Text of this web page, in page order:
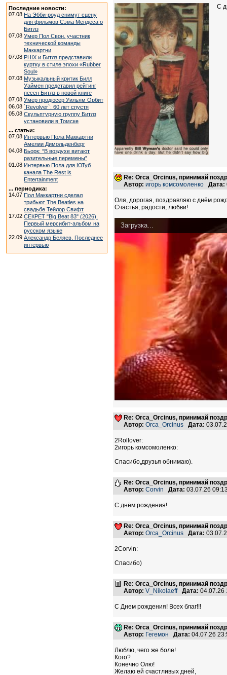
Последние новости:
07.08 На Эбби-роуд снимут сцену
для фильмов Сэма Мендеса о
Битлз
07.08 Умер Пол Свон, участник
технической команды
Маккартни
07.08 PHIX и Битлз представили
куртку в стиле эпохи «Rubber
Soul»
07.08 Музыкальный критик Билл
Уаймен представил рейтинг
песен Битлз в новой книге
07.08 Умер продюсер Уильям Орбит
06.08 `Revolver`: 60 лет спустя
05.08 Скульптурную группу Битлз
установили в Томске
... статьи:
07.08 Интервью Пола Маккартни
Амелии Димольденберг
04.08 Бьорк: “В воздухе витают
разительные перемены”
01.08 Интервью Пола для ЮТуб
канала The Rest is
Entertainment
... периодика:
14.07 Пол Маккартни сделал
трибьют The Beatles на
свадьбе Тейлор Свифт
17.02 СЕКРЕТ "Big Beat 83" (2026).
Первый мерсибит-альбом на
русском языке
22.09 Александр Беляев. Последнее
интервью
С
Re: Orca_Orcinus, принимай
Автор: игорь комсомоленко Дата:
Оля, дорогая, поздравляю с днём
Счастья, радости, любви!
Загрузка...
Re: Orca_Orcinus, принимай
Автор: Orca_Orcinus Дата:
2Rollover:
2игорь комсомоленко:
Спасибо,друзья обнимаю).
Re: Orca_Orcinus, принимай
Автор: Corvin Дата: 03.07.26
С днём рождения!
Re: Orca_Orcinus, принимай
Автор: Orca_Orcinus Дата:
2Corvin:
Спасибо)
Re: Orca_Orcinus, принимай
Автор: V_Nikolaeff Дата:
С Днем рождения! Всех благ!!!
Re: Orca_Orcinus, принимай
Автор: Гегемон Дата: 04.07.26
Люблю, чего же боле!
Кого?
Конечно Олю!
Желаю ей счастливых дней,